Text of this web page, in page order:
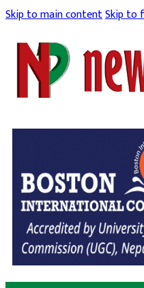
Skip to main contentSkip to